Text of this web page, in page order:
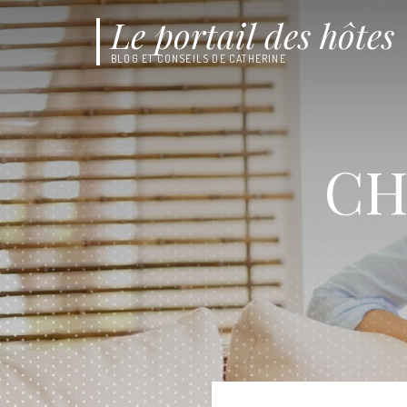
Le portail des hôtes
BLOG ET CONSEILS DE CATHERINE